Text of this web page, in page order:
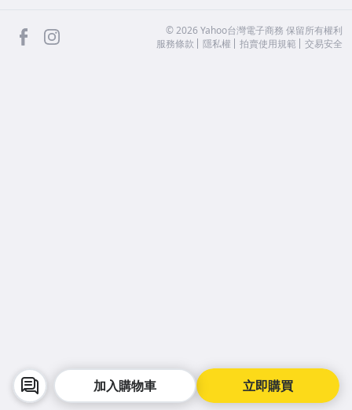
立即購買
加入購物車
facebook ©2026 Yahoo台灣電子商務 保留所有權利
服務條款
隱私權 拍賣使用規範 交易安全